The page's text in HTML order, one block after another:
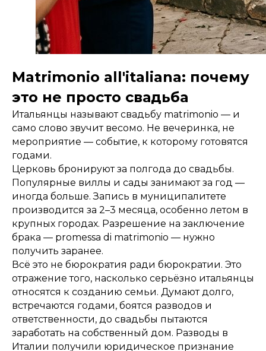
Matrimonio all'italiana: почему
это не просто свадьба
Итальянцы называют свадьбу matrimonio — и
само слово звучит весомо. Не вечеринка, не
мероприятие — событие, к которому готовятся
годами.
Церковь бронируют за полгода до свадьбы.
Популярные виллы и сады занимают за год —
иногда больше. Запись в муниципалитете
производится за 2–3 месяца, особенно летом в
крупных городах. Разрешение на заключение
брака — promessa di matrimonio — нужно
получить заранее.
Всё это не бюрократия ради бюрократии. Это
отражение того, насколько серьёзно итальянцы
относятся к созданию семьи. Думают долго,
встречаются годами, боятся разводов и
ответственности, до свадьбы пытаются
заработать на собственный дом. Разводы в
Италии получили юридическое признание